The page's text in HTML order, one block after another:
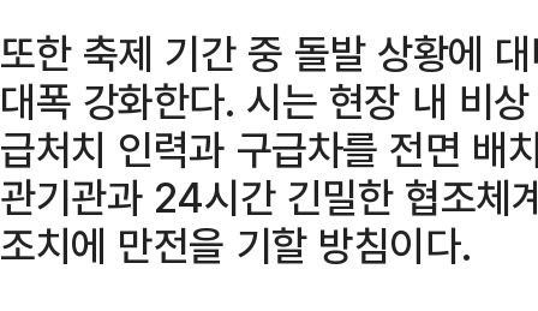
또한 축제 기간 중 돌발 상황에
대폭 강화한다. 시는 현장 내 비
급처치 인력과 구급차를 전면 배
관기관과 24시간 긴밀한 협조체
조치에 만전을 기할 방침이다.